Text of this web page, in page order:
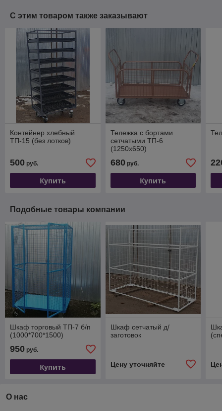
С этим товаром также заказывают
Контейнер хлебный
ТП-15 (без лотков)
500 руб.
Купить
Тележка с бортами
сетчатыми ТП-6
(1250х650)
680руб.
Купить
Подобные товары компании
Шкаф торговый ТП-7 б/п
(1000*700*1500)
950 руб.
Купить
Шкаф сетчатый д/
заготовок
Цену уточняйте
О нас